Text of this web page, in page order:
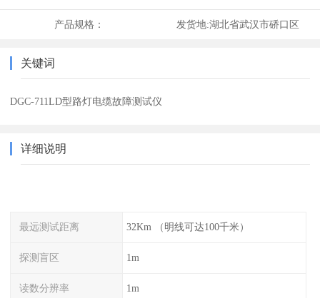
产品规格： 发货地:湖北省武汉市硚口区
关键词
DGC-711LD型路灯电缆故障测试仪
详细说明
最远测试距离 32Km （明线可达100千米）
探测盲区 1m
读数分辨率 1m